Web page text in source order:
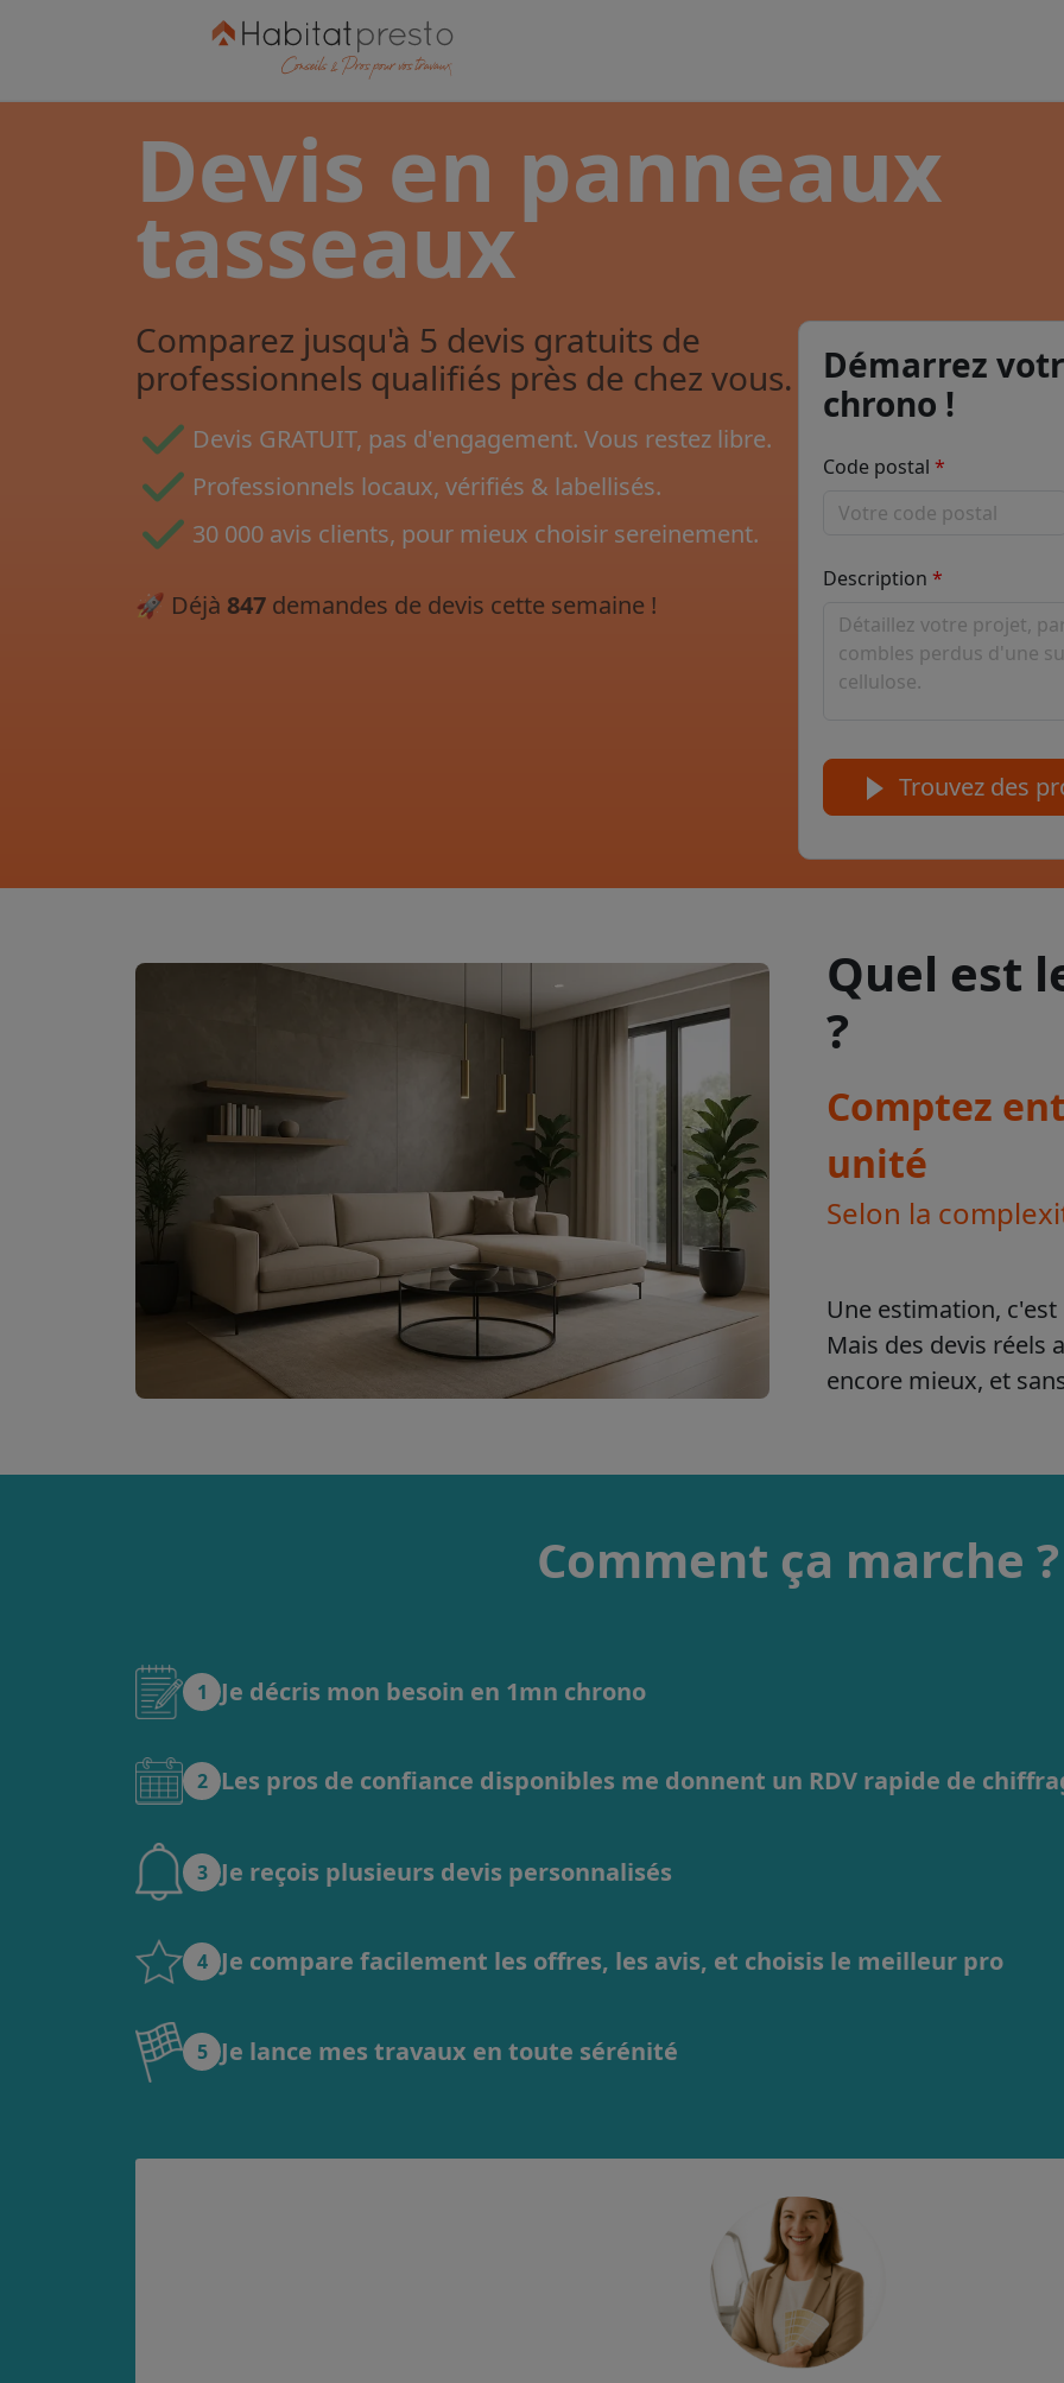
Devis en panneaux
tasseaux
Comparez jusqu'à 5 devis gratuits de
professionnels qualifiés près de chez vous.
Devis GRATUIT, pas d'engagement. Vous restez libre.
Professionnels locaux, vérifiés & labellisés.
30 000 avis clients, pour mieux choisir sereinement.
🚀 Déjà 847 demandes de devis cette semaine !
Démarrez
chrono !
Code postal
Description
Trouvez des
Quel est
?
Comptez
unité
Selon la
Une estimation, c'est
Mais des devis réels
encore mieux, et
Comment ça marche ?
1 Je décris mon besoin en 1mn chrono
2 Les pros de confiance disponibles me donnent un RDV rapide de
3 Je reçois plusieurs devis personnalisés
4 Je compare facilement les offres, les avis, et choisis le meilleur pro
5 Je lance mes travaux en toute sérénité